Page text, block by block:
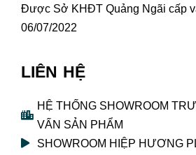
Được Sở KHĐT Quảng Ngãi cấp
06/07/2022
LIÊN HỆ
HỆ THỐNG SHOWROOM
VẤN SẢN PHẨM
SHOWROOM HIỆP HƯƠNG